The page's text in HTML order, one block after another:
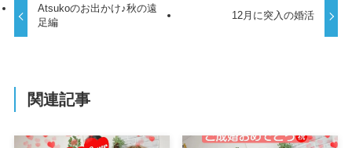
Atsukoのお出かけ♪秋の遠
足編
12月に突入の婚活
関連記事